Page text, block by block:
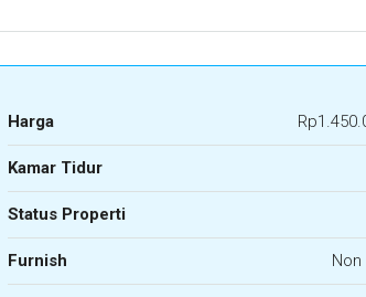
Harga
Kamar Tidur
Status Properti
Furnish Non